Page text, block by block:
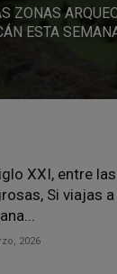
ZONAS
ESTA
XXI, entre
Si viajas
2026